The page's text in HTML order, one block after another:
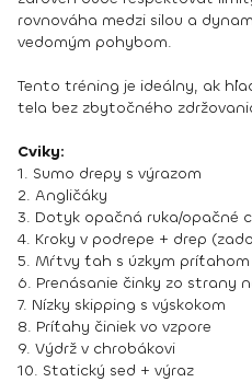
rovnováha medzi silou a
vedomým pohybom.
Tento tréning je ideálny, ak
tela bez zbytočného
Cviky:
1. Sumo drepy s výrazom
2. Angličáky
3. Dotyk opačná ruka/opačné
4. Kroky v podrepe + drep
5. Mŕtvy ťah s úzkym príťahom
6. Prenásanie činky zo strany
7. Nízky skipping s výskokom
8. Príťahy činiek vo vzpore
9. Výdrž v chrobákovi
10. Statický sed + výraz